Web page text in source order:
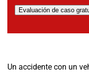
Evaluación de caso
Un accidente con un